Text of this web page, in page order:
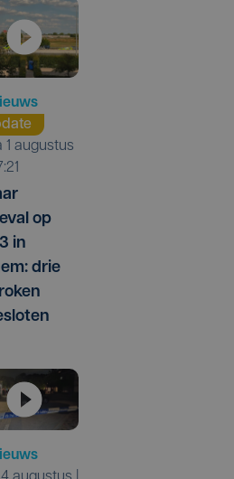
op
in
drie